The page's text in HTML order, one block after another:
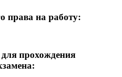
права на работу:
прохождения